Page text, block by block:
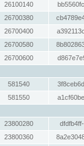
26100140
26700380
26700400
26700580
26700600
581540
581550
23800280
23800360